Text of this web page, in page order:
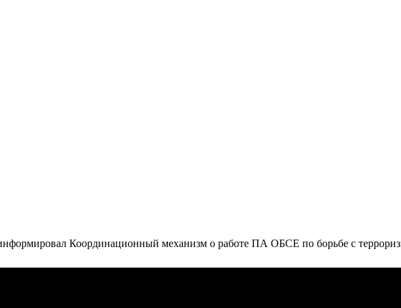
Координационный механизм о работе ПА ОБСЕ по борьбе с